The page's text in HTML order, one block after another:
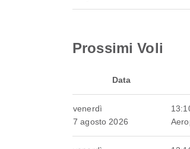
Prossimi Voli
Data
venerdì
7 agosto 2026